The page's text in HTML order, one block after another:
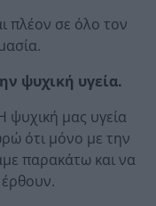
πλέον σε όλο τον
ψυχική υγεία.
ψυχική μας υγεία
ότι μόνο με την
παρακάτω και να